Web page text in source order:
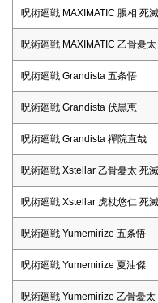
呪術廻戦 MAXIMATIC 脹相 死
呪術廻戦 MAXIMATIC 乙骨憂
呪術廻戦 Grandista 五条悟
呪術廻戦 Grandista 伏黒恵
呪術廻戦 Grandista 禪院直哉
呪術廻戦 Xstellar 乙骨憂太 死
呪術廻戦 Xstellar 虎杖悠仁 死
呪術廻戦 Yumemirize 五条悟
呪術廻戦 Yumemirize 夏油傑
呪術廻戦 Yumemirize 乙骨憂太